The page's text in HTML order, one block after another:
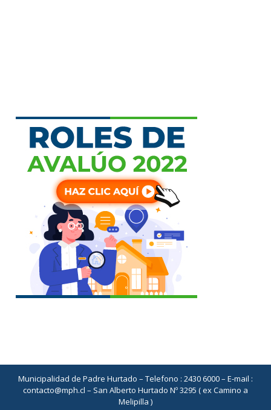
Municipalidad de Padre Hurtado – Telefono : 2430 6000 – E-mail :
contacto@mph.cl – San Alberto Hurtado Nº 3295 ( ex Camino a
Melipilla )